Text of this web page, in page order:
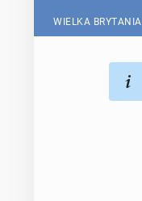
WIELKA BRYTANIA